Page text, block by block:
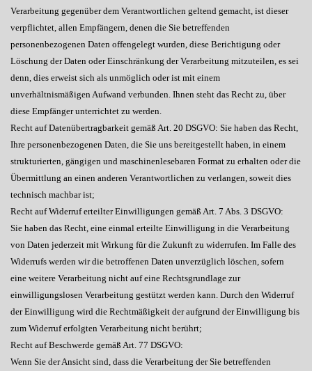
Verarbeitung gegenüber dem Verantwortlichen geltend gemacht, ist dieser
verpflichtet, allen Empfängern, denen die Sie betreffenden
personenbezogenen Daten offengelegt wurden, diese Berichtigung oder
Löschung der Daten oder Einschränkung der Verarbeitung mitzuteilen, es sei
denn, dies erweist sich als unmöglich oder ist mit einem
unverhältnismäßigen Aufwand verbunden. Ihnen steht das Recht zu, über
diese Empfänger unterrichtet zu werden.
Recht auf Datenübertragbarkeit gemäß Art. 20 DSGVO: Sie haben das Recht,
Ihre personenbezogenen Daten, die Sie uns bereitgestellt haben, in einem
strukturierten, gängigen und maschinenlesebaren Format zu erhalten oder die
Übermittlung an einen anderen Verantwortlichen zu verlangen, soweit dies
technisch machbar ist;
Recht auf Widerruf erteilter Einwilligungen gemäß Art. 7 Abs. 3 DSGVO:
Sie haben das Recht, eine einmal erteilte Einwilligung in die Verarbeitung
von Daten jederzeit mit Wirkung für die Zukunft zu widerrufen. Im Falle des
Widerrufs werden wir die betroffenen Daten unverzüglich löschen, sofern
eine weitere Verarbeitung nicht auf eine Rechtsgrundlage zur
einwilligungslosen Verarbeitung gestützt werden kann. Durch den Widerruf
der Einwilligung wird die Rechtmäßigkeit der aufgrund der Einwilligung bis
zum Widerruf erfolgten Verarbeitung nicht berührt;
Recht auf Beschwerde gemäß Art. 77 DSGVO:
Wenn Sie der Ansicht sind, dass die Verarbeitung der Sie betreffenden